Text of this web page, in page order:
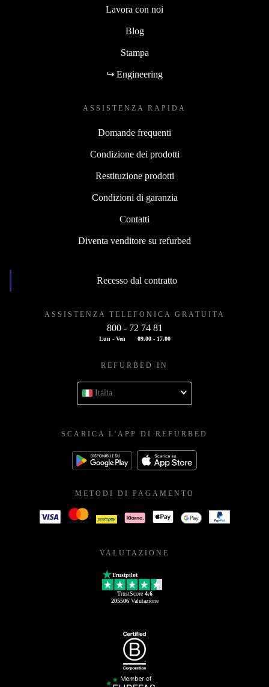
Lavora con noi
Blog
Stampa
↪ Engineering
ASSISTENZA RAPIDA
Domande frequenti
Condizione dei prodotti
Restituzione prodotti
Condizioni di garanzia
Contatti
Diventa venditore su refurbed
Recesso dal contratto
ASSISTENZA TELEFONICA GRATUITA
800 - 72 74 81
Lun - Ven 09.00 - 17.00
REFURBED IN
Italia
SCARICA L'APP DI REFURBED
METODI DI PAGAMENTO
VALUTAZIONE
Trustpilot
TrustScore 4.6
205506Valutazione